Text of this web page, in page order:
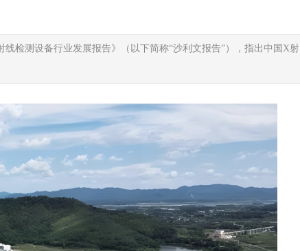
检测设备行业发展报告》（以下简称“沙利文报告”），指出中国X射